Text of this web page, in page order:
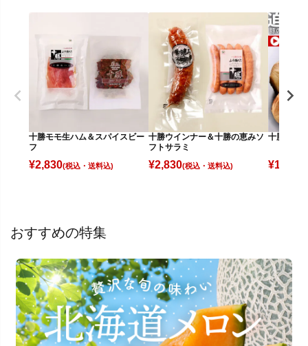
十勝モモ生ハム＆スパイスビー
フ
¥2,830(税込)
十勝ウインナー＆十勝の恵みソ
フトサラミ
¥2,830(税込)
十勝骨付
¥14,350
おすすめの特集